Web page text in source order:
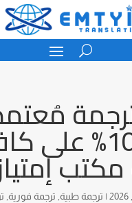
بخصم 10% على
| ترجمة طبية, ترجمة فورية,